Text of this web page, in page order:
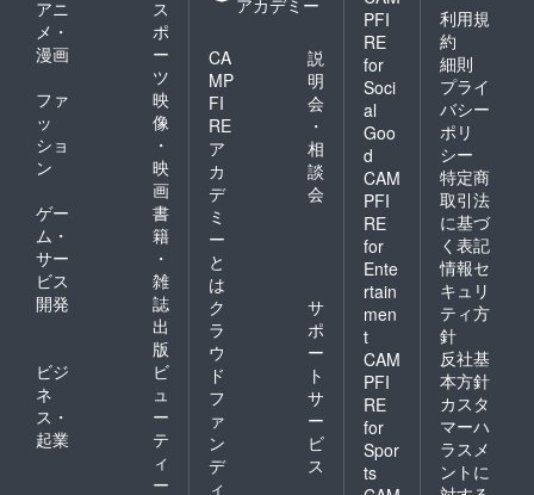
アニ
メ・
漫画
ス
ポ
ー
ツ
ファ
ッ
ショ
ン
映
像
・
映
画
ゲー
ム・
サー
ビス
開発
書
籍
・
雑
誌
出
版
ビジ
ネ
ス・
起業
ビ
ュ
ー
テ
ィ
ー
CA
MP
FI
RE
ア
カ
デ
ミ
ー
と
は
説
明
会
・
相
談
会
ク
ラ
ウ
ド
フ
ァ
ン
デ
ィ
サ
ポ
ー
ト
サ
ー
ビ
ス
PFI
RE
for
Soci
al
Goo
d
CAM
PFI
RE
for
Ente
rtain
men
t
CAM
PFI
RE
for
Spor
ts
利用規
約
細則
プライ
バシー
ポリ
シー
特定商
取引法
に基づ
く表記
情報セ
キュリ
ティ方
針
反社基
本方針
カスタ
マーハ
ラスメ
ントに